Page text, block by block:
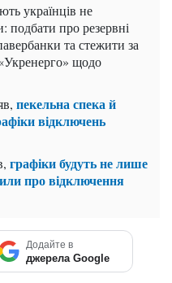
українців не
подбати про резервні
та стежити за
щодо
пекельна спека й
відключень
графіки будуть не лише
про відключення
Додайте в
джерела Google